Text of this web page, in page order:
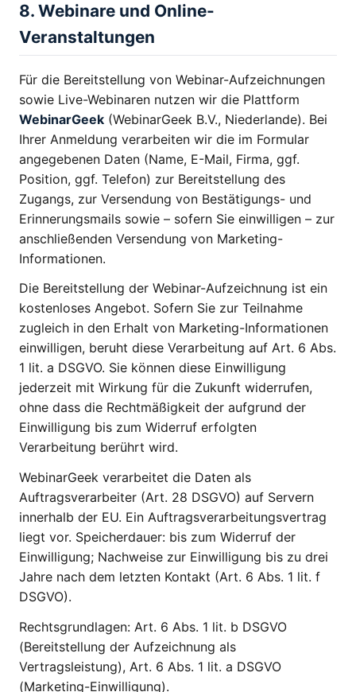
8. Webinare und Online-
Veranstaltungen
Für die Bereitstellung von Webinar-Aufzeichnungen
sowie Live-Webinaren nutzen wir die Plattform
WebinarGeek (WebinarGeek B.V., Niederlande). Bei
Ihrer Anmeldung verarbeiten wir die im Formular
angegebenen Daten (Name, E-Mail, Firma, ggf.
Position, ggf. Telefon) zur Bereitstellung des
Zugangs, zur Versendung von Bestätigungs- und
Erinnerungsmails sowie – sofern Sie einwilligen – zur
anschließenden Versendung von Marketing-
Informationen.
Die Bereitstellung der Webinar-Aufzeichnung ist ein
kostenloses Angebot. Sofern Sie zur Teilnahme
zugleich in den Erhalt von Marketing-Informationen
einwilligen, beruht diese Verarbeitung auf Art. 6 Abs.
1 lit. a DSGVO. Sie können diese Einwilligung
jederzeit mit Wirkung für die Zukunft widerrufen,
ohne dass die Rechtmäßigkeit der aufgrund der
Einwilligung bis zum Widerruf erfolgten
Verarbeitung berührt wird.
WebinarGeek verarbeitet die Daten als
Auftragsverarbeiter (Art. 28 DSGVO) auf Servern
innerhalb der EU. Ein Auftragsverarbeitungsvertrag
liegt vor. Speicherdauer: bis zum Widerruf der
Einwilligung; Nachweise zur Einwilligung bis zu drei
Jahre nach dem letzten Kontakt (Art. 6 Abs. 1 lit. f
DSGVO).
Rechtsgrundlagen: Art. 6 Abs. 1 lit. b DSGVO
(Bereitstellung der Aufzeichnung als
Vertragsleistung), Art. 6 Abs. 1 lit. a DSGVO
(Marketing-Einwilligung).